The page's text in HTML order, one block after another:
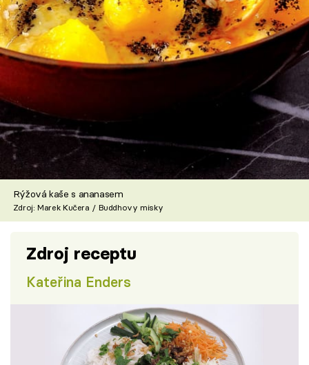
Rýžová kaše s ananasem
Zdroj: Marek Kučera / Buddhovy misky
Zdroj receptu
Kateřina Enders